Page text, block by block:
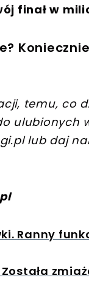
finał w
temu, co
ulubionych
lub daj
Ranny